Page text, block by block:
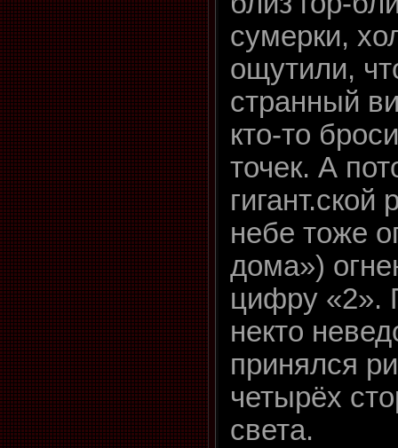
сумерки,
ощутили,
странный
кто-то
точек. А
небе тоже
дома»)
цифру «2».
некто
принялся
четырёх
света.